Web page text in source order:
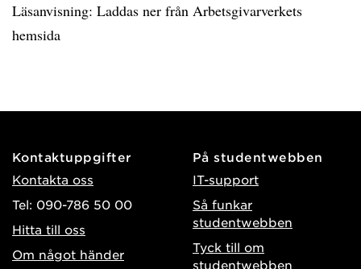
Läsanvisning: Laddas ner från Arbetsgivarverkets
hemsida
Kontaktuppgifter
Kontakta oss
Tel: 090-786 50 00
Hitta till oss
Om något händer
På studentwebben
IT-support
Så funkar
studentwebben
Tyck till om
studentwebben